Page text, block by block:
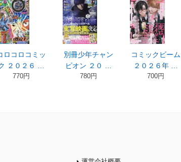
ロコロコミッ
２０２６ …
770円
別冊少年チャン
ピオン ２０ …
780円
コミックビーム
２０２６年 …
700円